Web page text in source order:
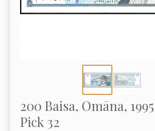
200 Baisa, Omāna,
Pick 32